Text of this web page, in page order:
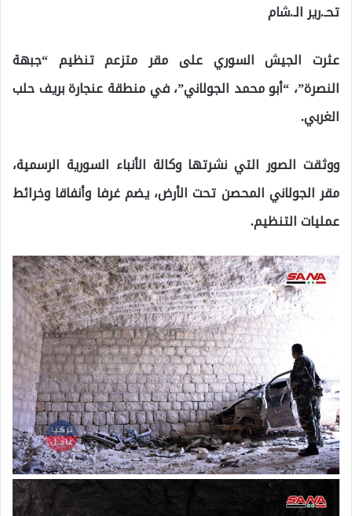
تحـ.رير الـ.شام
عثرت الجيش السوري على مقر متزعم تنظيم “جبهة
النصرة”، “أبو محمد الجولاني”، في منطقة عنجارة بريف حلب
الغربي.
ووثقت الصور التي نشرتها وكالة الأنباء السورية الرسمية،
مقر الجولاني المحصن تحت الأرض، يضم غرفا وأنفاقا وخرائط
عمليات التنظيم.